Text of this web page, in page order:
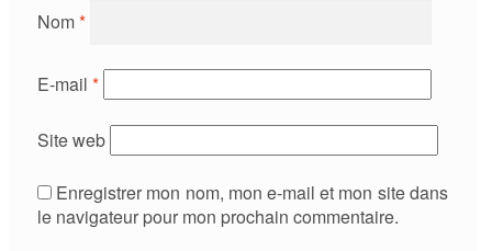
Nom*
E-mail *
Site web
Enregistrer mon nom, mon e-mail et mon site dans
le navigateur pour mon prochain commentaire.